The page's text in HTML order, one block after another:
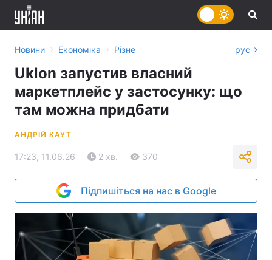
Новини › Економіка › Різне рус
Uklon запустив власний
маркетплейс у застосунку: що
там можна придбати
АНДРІЙ КАУТ
17:23, 11.06.26 2 хв. 370
Підпишіться на нас в Google